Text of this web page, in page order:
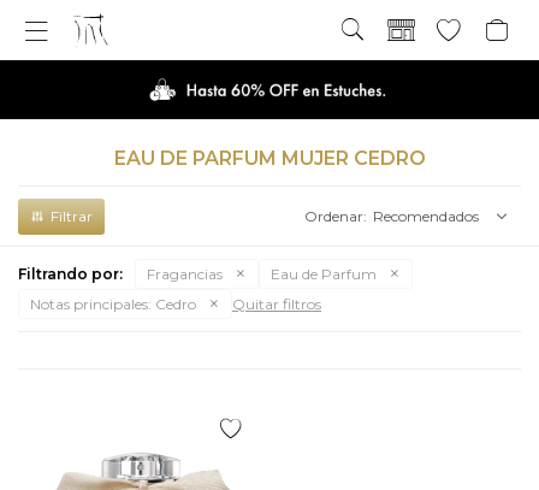

EAU DE PARFUM MUJER CEDRO
Recomendados
Filtrando por: Fragancias
Eau de Parfum
Notas principales: Cedro Quitar filtros